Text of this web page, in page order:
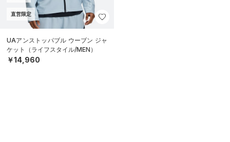
直営限定
UAアンストッパブル ウーブン ジャ
ケット（ライフスタイル/MEN）
￥14,960